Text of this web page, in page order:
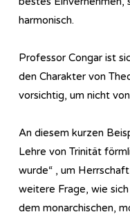
harmonisch.
Professor Congar ist
den Charakter von
vorsichtig, um nicht
An diesem kurzen
Lehre von Trinität
wurde“ , um
weitere Frage, wie
dem monarchischen,